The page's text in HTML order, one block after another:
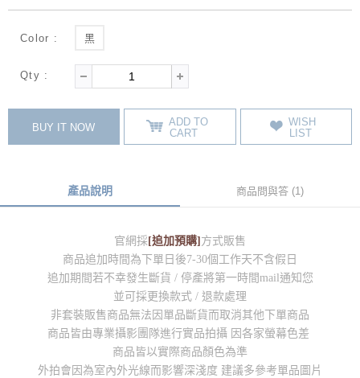
Color : 黑
Qty :
BUY IT NOW
ADD TO
CART
WISH
LIST
產品說明 商品問與答 (1)
官網採 [追加預購] 方式販售
商品追加時間為下單日後7-30個工作天不含假日
追加期間若不幸發生斷貨 / 停產將第一時間mail通知您
並可採更換款式 / 退款處理
非套裝販售商品無法因單品斷貨而取消其他下單商品
商品皆由專業攝影團隊進行實品拍攝 因各家螢幕色差
商品皆以實際商品顏色為準
外拍會因為室內外光線而影響深淺度 建議多參考單品圖片